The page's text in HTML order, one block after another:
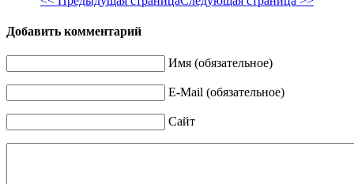
Добавить комментарий
Имя (обязательное)
E-Mail (обязательное)
Сайт